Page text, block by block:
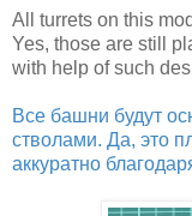
All turrets on this
Yes, those are still
with help of such
Все башни будут
стволами. Да, это
аккуратно